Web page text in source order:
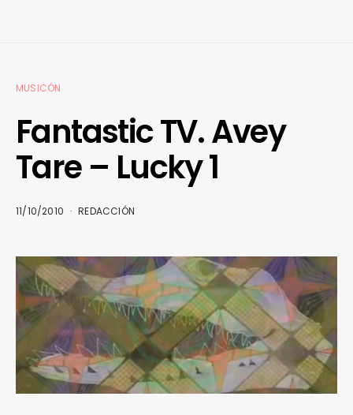
MUSICÓN
Fantastic TV. Avey
Tare – Lucky 1
11/10/2010 REDACCIÓN